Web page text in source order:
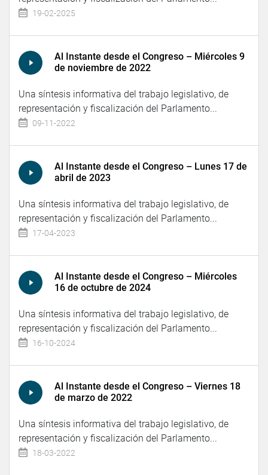
19-02-2025
Al Instante desde el Congreso – Miércoles 9
de noviembre de 2022
Una síntesis informativa del trabajo legislativo, de
representación y fiscalización del Parlamento...
09-11-2022
Al Instante desde el Congreso – Lunes 17 de
abril de 2023
Una síntesis informativa del trabajo legislativo, de
representación y fiscalización del Parlamento...
17-04-2023
Al Instante desde el Congreso – Miércoles
16 de octubre de 2024
Una síntesis informativa del trabajo legislativo, de
representación y fiscalización del Parlamento...
16-10-2024
Al Instante desde el Congreso – Viernes 18
de marzo de 2022
Una síntesis informativa del trabajo legislativo, de
representación y fiscalización del Parlamento...
18-03-2022